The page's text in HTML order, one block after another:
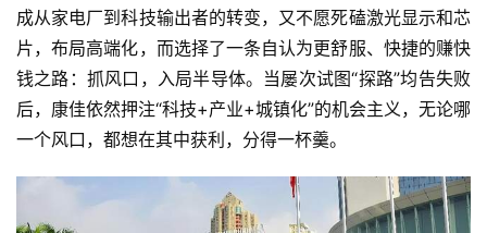
首
页
快
成从家电厂到科技输出者的转变，又不愿死磕激光显示和芯
片，布局高端化，而选择了一条自认为更舒服、快捷的赚快
钱之路：抓风口，入局半导体。当屡次试图“探路”均告失败
后，康佳依然押注“科技+产业+城镇化”的机会主义，无论哪
一个风口，都想在其中获利，分得一杯羹。